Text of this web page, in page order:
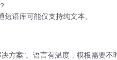
语库可能仅支持纯文本。
方案”。语言有温度，模板需要